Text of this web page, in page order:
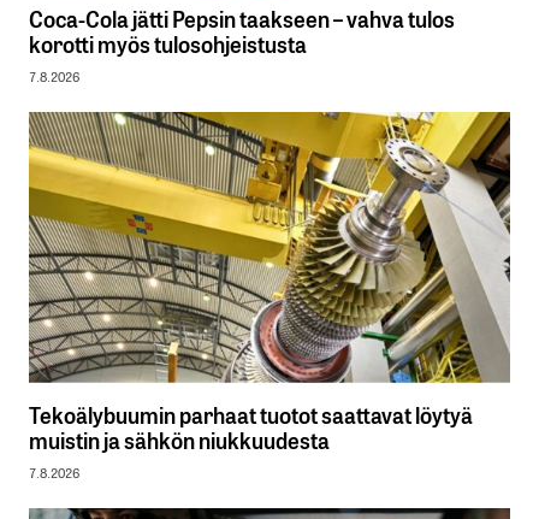
Coca-Cola jätti Pepsin taakseen – vahva tulos
korotti myös tulosohjeistusta
7.8.2026
Tekoälybuumin parhaat tuotot saattavat löytyä
muistin ja sähkön niukkuudesta
7.8.2026